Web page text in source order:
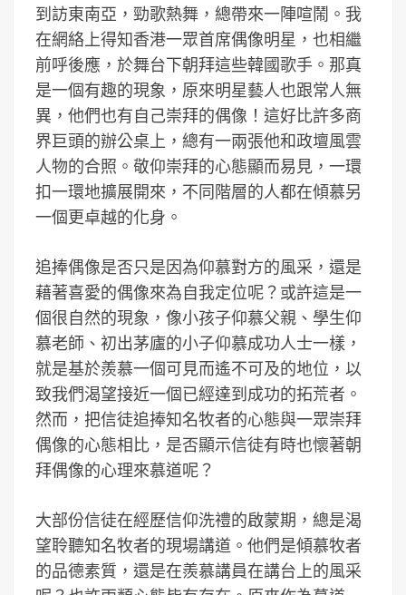
到訪東南亞，勁歌熱舞，總帶來一陣喧鬧。我
在網絡上得知香港一眾首席偶像明星，也相繼
前呼後應，於舞台下朝拜這些韓國歌手。那真
是一個有趣的現象，原來明星藝人也跟常人無
異，他們也有自己崇拜的偶像！這好比許多商
界巨頭的辦公桌上，總有一兩張他和政壇風雲
人物的合照。敬仰崇拜的心態顯而易見，一環
扣一環地擴展開來，不同階層的人都在傾慕另
一個更卓越的化身。
追捧偶像是否只是因為仰慕對方的風采，還是
藉著喜愛的偶像來為自我定位呢？或許這是一
個很自然的現象，像小孩子仰慕父親、學生仰
慕老師、初出茅廬的小子仰慕成功人士一樣，
就是基於羨慕一個可見而遙不可及的地位，以
致我們渴望接近一個已經達到成功的拓荒者。
然而，把信徒追捧知名牧者的心態與一眾崇拜
偶像的心態相比，是否顯示信徒有時也懷著朝
拜偶像的心理來慕道呢？
大部份信徒在經歷信仰洗禮的啟蒙期，總是渴
望聆聽知名牧者的現場講道。他們是傾慕牧者
的品德素質，還是在羨慕講員在講台上的風采